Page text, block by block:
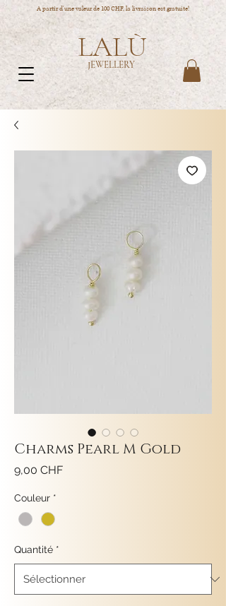
A partir d'une valeur de 100 CHF, la livraison est gratuite!
LALÙ
JEWELLERY
Charms Pearl M Gold
9,00 CHFPrix
Couleur *
Quantité *